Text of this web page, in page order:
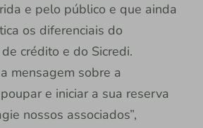
e pelo público e que ainda
os diferenciais do
crédito e do Sicredi.
mensagem sobre a
e iniciar a sua reserva
nossos associados”,